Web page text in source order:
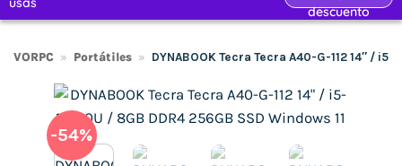
VORPC » Portátiles » DYNABOOK Tecra Tecra A40-G-112 14″ / i5-
-54%